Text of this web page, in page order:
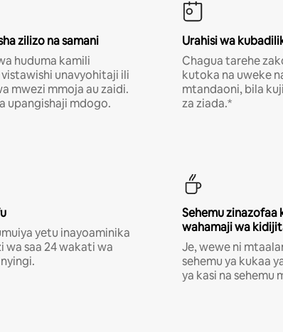
zilizo na samani
huduma kamili
unavyohitaji ili
mwezi mmoja au zaidi.
upangishaji mdogo.
Urahisi wa
Chagua tarehe
kutoka na uweke
mtandaoni, bila
za ziada.*
yetu inayoaminika
wa saa 24 wakati wa
Sehemu zinazofaa
wahamaji wa
Je, wewe ni
sehemu ya kukaa
ya kasi na sehemu